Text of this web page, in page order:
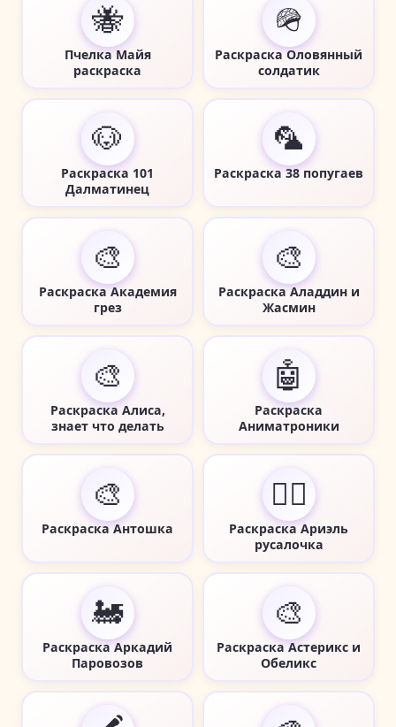
🐝
Пчелка Майя
раскраска
🪖
Раскраска Оловянный
солдатик
🐶
Раскраска 101
Далматинец
🦜
Раскраска 38 попугаев
🎨
Раскраска Академия
грез
🎨
Раскраска Аладдин и
Жасмин
🎨
Раскраска Алиса,
знает что делать
🤖
Раскраска
Аниматроники
🎨
Раскраска Антошка
🧜‍♀️
Раскраска Ариэль
русалочка
🚂
Раскраска Аркадий
Паровозов
🎨
Раскраска Астерикс и
Обеликс